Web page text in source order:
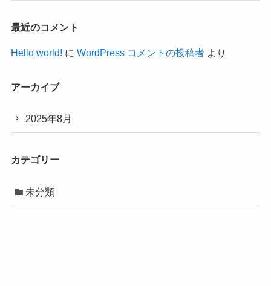
最近のコメント
Hello world! に WordPress コメントの投稿者より
アーカイブ
2025年8月
カテゴリー
未分類